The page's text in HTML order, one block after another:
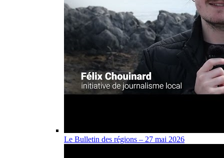
Le Bulletin des régions – 27 mai 2026